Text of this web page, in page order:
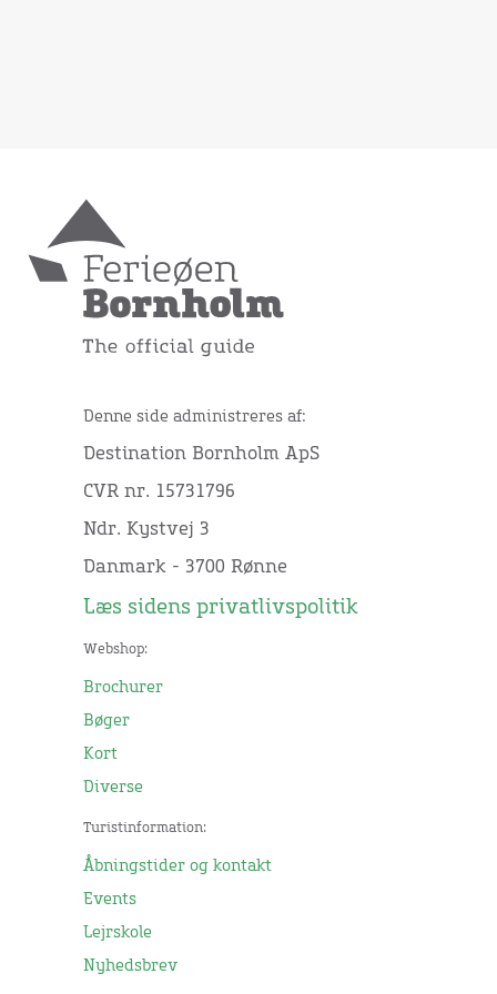
Denne side administreres af:
Destination Bornholm ApS
CVR nr. 15731796
Ndr. Kystvej 3
Danmark - 3700 Rønne
Læs sidens privatlivspolitik
Webshop:
Brochurer
Bøger
Kort
Diverse
Turistinformation:
Åbningstider og kontakt
Events
Lejrskole
Nyhedsbrev